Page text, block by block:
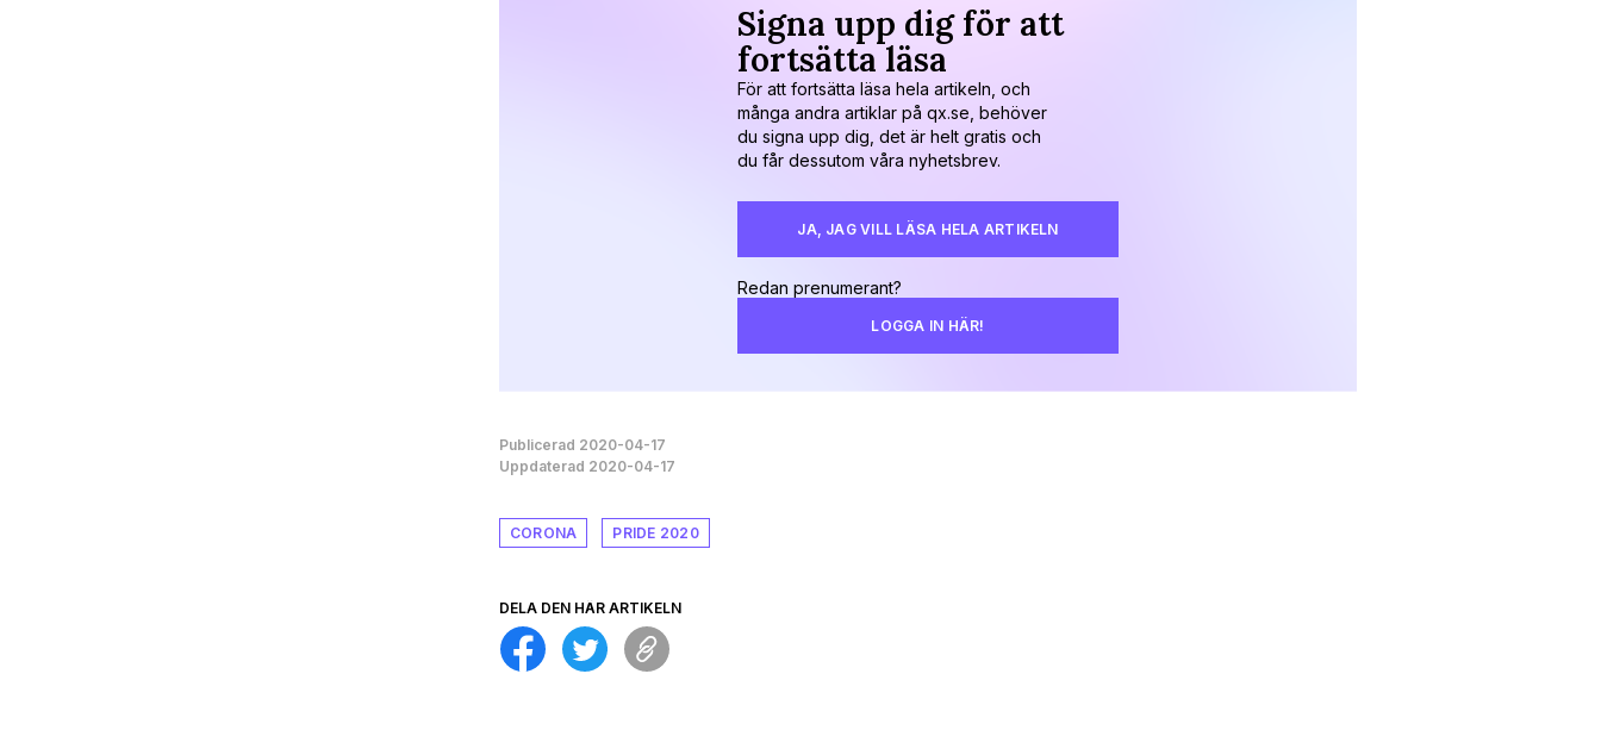
Signa upp dig för att
fortsätta läsa
För att fortsätta läsa hela artikeln, och
många andra artiklar på qx.se, behöver
du signa upp dig, det är helt gratis och
du får dessutom våra nyhetsbrev.
JA, JAG VILL LÄSA HELA ARTIKELN
Redan prenumerant?
LOGGA IN HÄR!
Publicerad 2020-04-17
Uppdaterad 2020-04-17
CORONA PRIDE 2020
DELA DEN HÄR ARTIKELN